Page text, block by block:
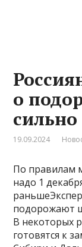
о
19.09.2024
По правилам
надо 1
подорожают
В некоторых
готовятся к